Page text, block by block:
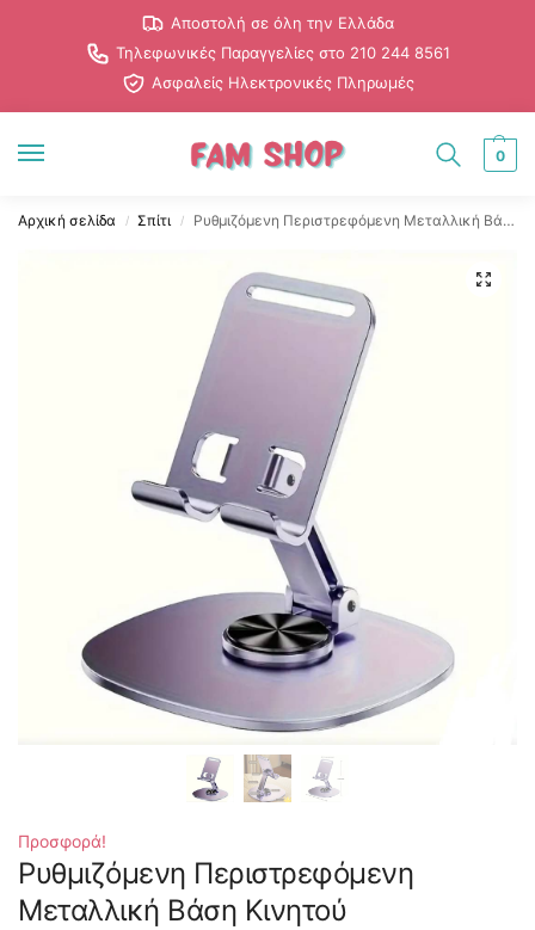
Αποστολή σε όλη την Ελλάδα
Τηλεφωνικές Παραγγελίες στο 210 244 8561
Ασφαλείς Ηλεκτρονικές Πληρωμές
0
Αρχική σελίδα / Σπίτι / Ρυθμιζόμενη Περιστρεφόμενη Μεταλλική Βάση Κινητού
Προσφορά!
Ρυθμιζόμενη Περιστρεφόμενη
Μεταλλική Βάση Κινητού